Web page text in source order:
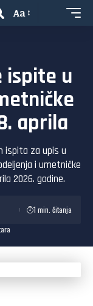
Aa
ispite u
aprila
ispita za upis u
i umetničke
2026. godine.
1 min. čitanja